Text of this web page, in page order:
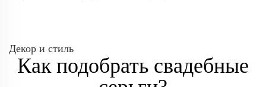
Декор и стиль
Как подобрать свадебные